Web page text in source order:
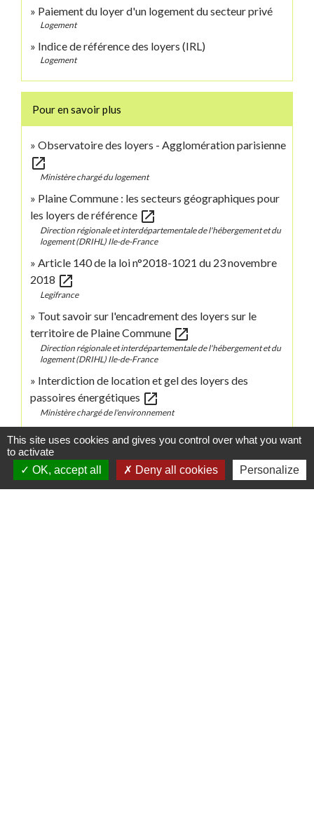
Paiement du loyer d'un logement du secteur privé
Logement
Indice de référence des loyers (IRL)
Logement
Pour en savoir plus
Observatoire des loyers - Agglomération parisienne
open_in_new
Ministère chargé du logement
Plaine Commune : les secteurs géographiques pour
les loyers de référence open_in_new
Direction régionale et interdépartementale de l'hébergement et du
logement (DRIHL) Ile-de-France
Article 140 de la loi n°2018-1021 du 23 novembre
2018 open_in_new
Legifrance
Tout savoir sur l'encadrement des loyers sur le
territoire de Plaine Commune open_in_new
Direction régionale et interdépartementale de l'hébergement et du
logement (DRIHL) Ile-de-France
Interdiction de location et gel des loyers des
passoires énergétiques open_in_new
Ministère chargé de l'environnement
This site uses cookies and gives you control over what you want
to activate
OK, accept all
Deny all cookies Personalize